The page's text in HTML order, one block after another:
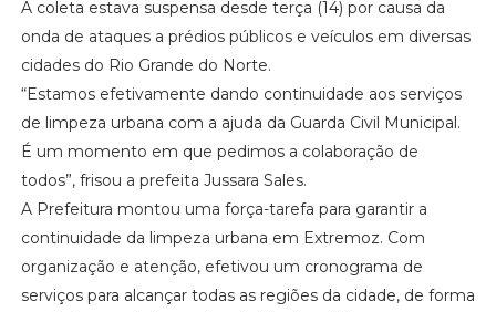
A coleta estava suspensa desde terça (14) por causa da
onda de ataques a prédios públicos e veículos em diversas
cidades do Rio Grande do Norte.
“Estamos efetivamente dando continuidade aos serviços
de limpeza urbana com a ajuda da Guarda Civil Municipal.
É um momento em que pedimos a colaboração de
todos”, frisou a prefeita Jussara Sales.
A Prefeitura montou uma força-tarefa para garantir a
continuidade da limpeza urbana em Extremoz. Com
organização e atenção, efetivou um cronograma de
serviços para alcançar todas as regiões da cidade, de forma